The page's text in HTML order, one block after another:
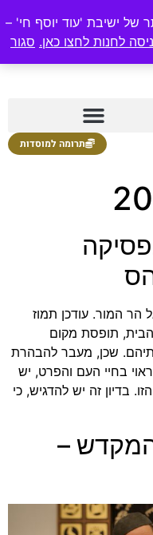
של ישיבת 'עוד יוסף חי' –
לחנות לחצו כאן. סגור
תרומה למוסדות
הר המור. עודכן תמוז
תופסת מקום
שכן, מעבר להבהרת
בחיי העם והפרט, יש
בדיון זה יש להדגיש, כי
–